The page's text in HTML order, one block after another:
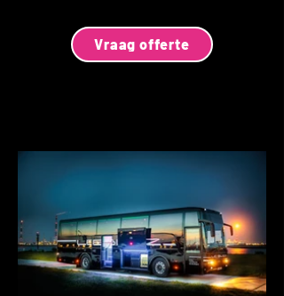
Vraag offerte